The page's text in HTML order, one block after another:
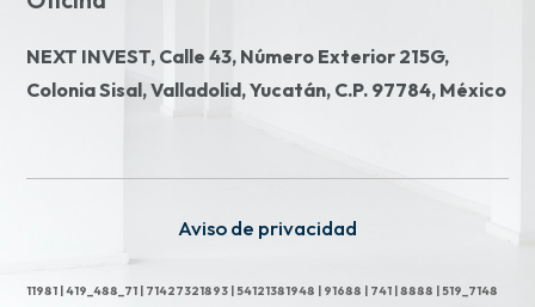
NEXT INVEST, Calle 43, Número Exterior 215G,
Colonia Sisal, Valladolid, Yucatán, C.P. 97784, México
Aviso de privacidad
11981 | 419_488_71 | 71427321893 | 54121381948 | 91688 | 741 | 8888 | 519_7148